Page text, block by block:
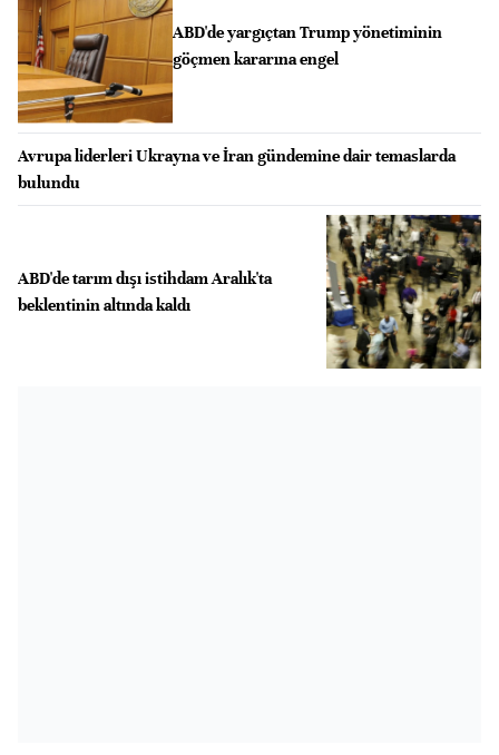
ABD'de yargıçtan Trump yönetiminin
göçmen kararına engel
Avrupa liderleri Ukrayna ve İran gündemine dair temaslarda
bulundu
ABD'de tarım dışı istihdam Aralık'ta
beklentinin altında kaldı